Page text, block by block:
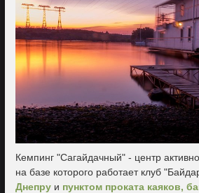
Кемпинг "Сагайдачный" - центр
на базе которого работает клуб
Днепруи пунктом проката каяков,